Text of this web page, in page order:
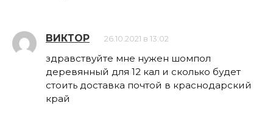
ВИКТОР 26.10.2021 в 13:02
здравствуйте мне нужен шомпол
деревянный для 12 кал и сколько будет
стоить доставка почтой в краснодарский
край